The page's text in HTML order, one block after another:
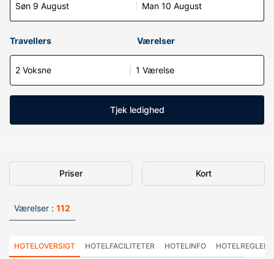
Søn 9 August Man 10 August
Travellers Værelser
2 Voksne 1 Værelse
Tjek ledighed
Priser Kort
Værelser : 112
HOTELOVERSIGT HOTELFACILITETER HOTELINFO HOTELREGLER